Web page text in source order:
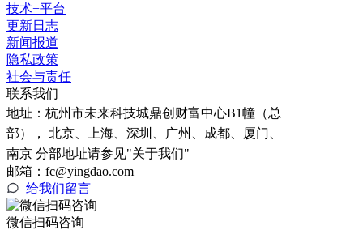
技术+平台
更新日志
新闻报道
隐私政策
社会与责任
联系我们
地址： 杭州市未来科技城鼎创财富中心B1幢（总
部）， 北京、上海、深圳、广州、成都、厦门、
南京 分部地址请参见"关于我们"
邮箱：fc@yingdao.com
给我们留言
微信扫码咨询